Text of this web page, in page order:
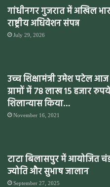
गांधीनगर गुजरात में अखिल
राष्ट्रीय अधिवेशन संपन्न
July 29, 2026
उच्च शिक्षामंत्री उमेश पटेल
ग्रामों में 78 लाख 15 हजार
शिलान्यास किया…
November 16, 2021
टाटा बिलासपुर में आयोजित
ज्योति और सुभाष जालान
September 27, 2025